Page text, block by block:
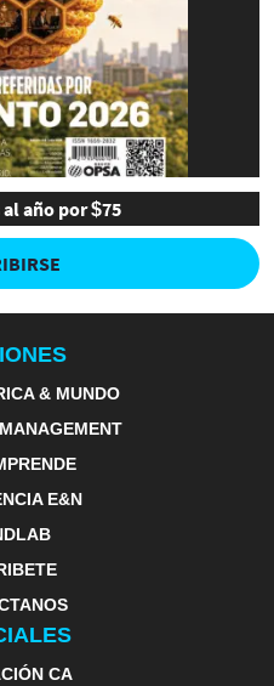
año por $75
& MUNDO
E&N
CA